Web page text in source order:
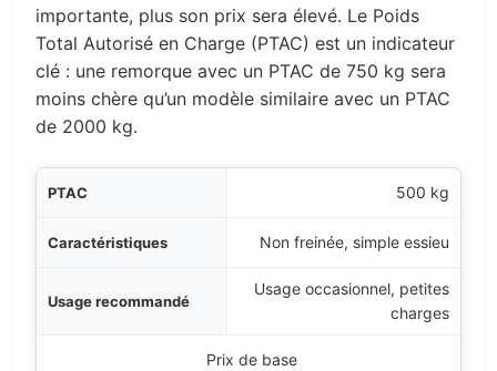
importante, plus son prix sera élevé. Le Poids
Total Autorisé en Charge (PTAC) est un indicateur
clé : une remorque avec un PTAC de 750 kg sera
moins chère qu’un modèle similaire avec un PTAC
de 2000 kg.
500 kg
Non freinée, simple essieu
Usage occasionnel, petites
charges
Prix de base